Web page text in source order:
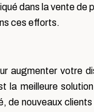
dans la vente de
ces efforts.
augmenter votre
la meilleure
de nouveaux